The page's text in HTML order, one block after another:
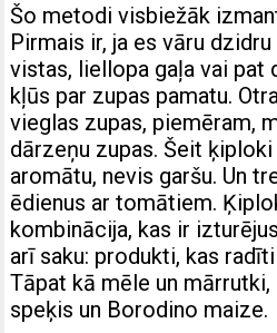
Šo metodi visbiežāk
Pirmais ir, ja es vāru
vistas, liellopa gaļa vai pat
kļūs par zupas pamatu.
vieglas zupas, piemēram,
dārzeņu zupas. Šeit
aromātu, nevis garšu. Un
ēdienus ar tomātiem.
kombinācija, kas ir
arī saku: produkti, kas
Tāpat kā mēle un
speķis un Borodino maize.